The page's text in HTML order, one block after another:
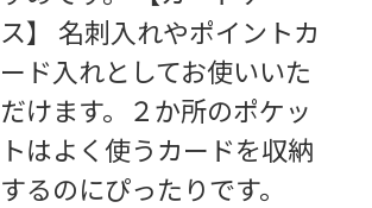
ス】 名刺入れやポイントカ
ード入れとしてお使いいた
だけます。２か所のポケッ
トはよく使うカードを収納
するのにぴったりです。